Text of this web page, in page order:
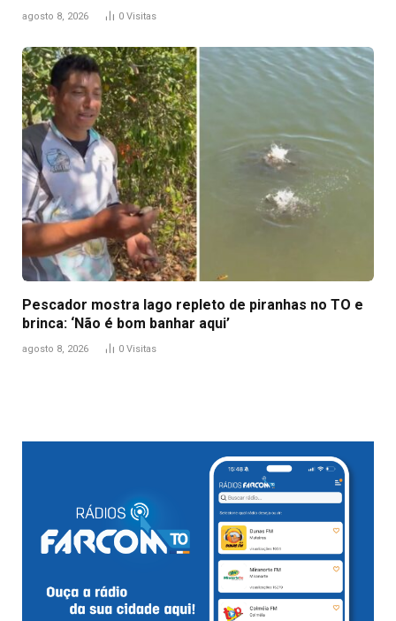
agosto 8, 2026 0 Visitas
Pescador mostra lago repleto de piranhas no TO e
brinca: ‘Não é bom banhar aqui’
agosto 8, 2026 0 Visitas